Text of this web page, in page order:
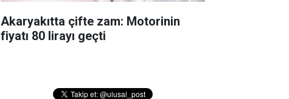
Akaryakıtta çifte zam: Motorinin
fiyatı 80 lirayı geçti